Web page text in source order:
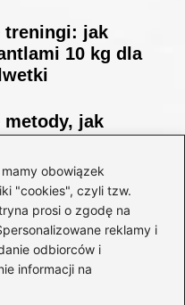
obowiązek
"cookies", czyli tzw.
prosi o zgodę na
reklamy i
odbiorców i
informacji na
treningi: jak
10 kg dla
metody, jak
zaledwie 90 dni
jak dobrać
sylwetki?